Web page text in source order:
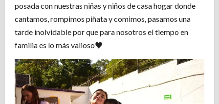
posada con nuestras niñas y niños de casa hogar donde
cantamos, rompimos piñata y comimos, pasamos una
tarde inolvidable por que para nosotros el tiempo en
familia es lo más valioso♥️